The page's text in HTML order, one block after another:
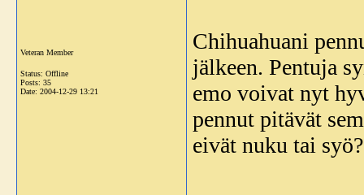
Veteran Member
Status: Offline
Posts: 35
Date: 2004-12-29 13:21
Chihuahuani
jälkeen. Pentuja
emo voivat nyt
pennut pitävät
eivät nuku tai syö?